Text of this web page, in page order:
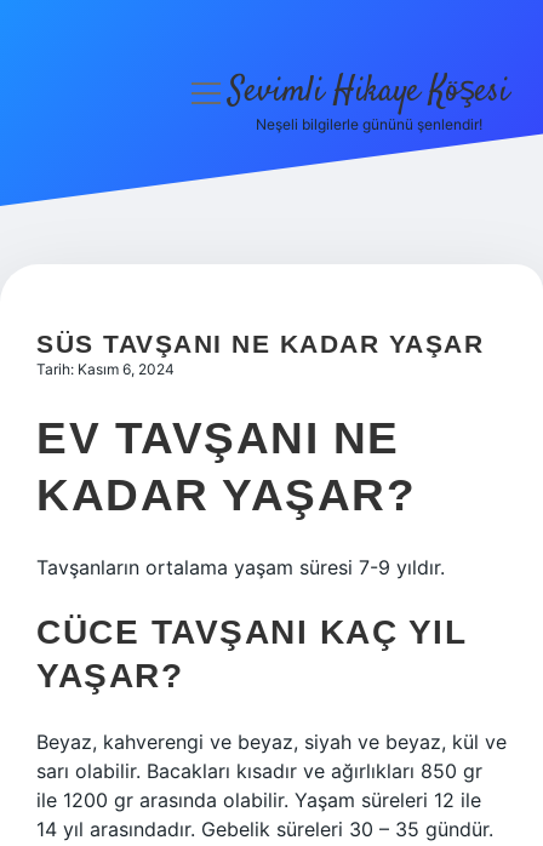
Hakkımızda
menüyüSevimli Hikaye Köşesi
Neşeli bilgilerle gününü şenlendir!
SÜS TAVŞANI NE KADAR YAŞAR
Tarih: Kasım 6, 2024
EV TAVŞANI NE
KADAR YAŞAR?
Tavşanların ortalama yaşam süresi 7-9 yıldır.
CÜCE TAVŞANI KAÇ YIL
YAŞAR?
Beyaz, kahverengi ve beyaz, siyah ve beyaz, kül ve
sarı olabilir. Bacakları kısadır ve ağırlıkları 850 gr
ile 1200 gr arasında olabilir. Yaşam süreleri 12 ile
14 yıl arasındadır. Gebelik süreleri 30 – 35 gündür.